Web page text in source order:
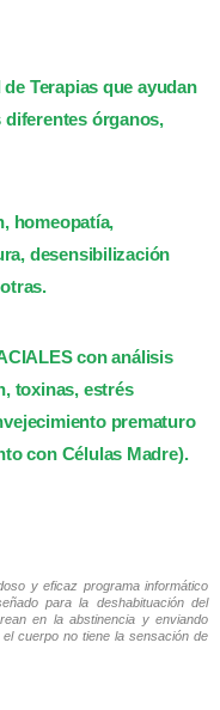
Terapias que ayudan
diferentes órganos,
homeopatía,
desensibilización
con análisis
toxinas, estrés
prematuro
con Células Madre).
y eficaz programa informático
para la deshabituación del
en la abstinencia y enviando
cuerpo no tiene la sensación de